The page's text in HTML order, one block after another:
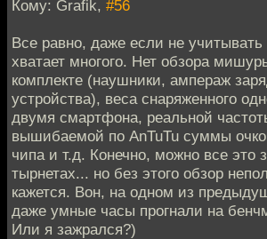
Кому: Grafik, #56
Все равно, даже если не
хватает многого. Нет обзора
комплекте (наушники, ампераж
устройства), веса снаряженного
двумя смартфона, реальной
вышибаемой по AnTuTu суммы
чипа и т.д. Конечно, можно все это
тырнетах... но без этого обзор
кажется. Вон, на одном из
даже умные часы прогнали на
Или я зажрался?)